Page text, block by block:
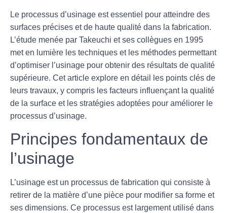
Le processus d’usinage est essentiel pour atteindre des
surfaces précises et de haute qualité dans la fabrication.
L’étude menée par Takeuchi et ses collègues en 1995
met en lumière les techniques et les méthodes permettant
d’optimiser l’usinage pour obtenir des résultats de qualité
supérieure. Cet article explore en détail les points clés de
leurs travaux, y compris les facteurs influençant la qualité
de la surface et les stratégies adoptées pour améliorer le
processus d’usinage.
Principes fondamentaux de
l’usinage
L’usinage est un processus de fabrication qui consiste à
retirer de la matière d’une pièce pour modifier sa forme et
ses dimensions. Ce processus est largement utilisé dans